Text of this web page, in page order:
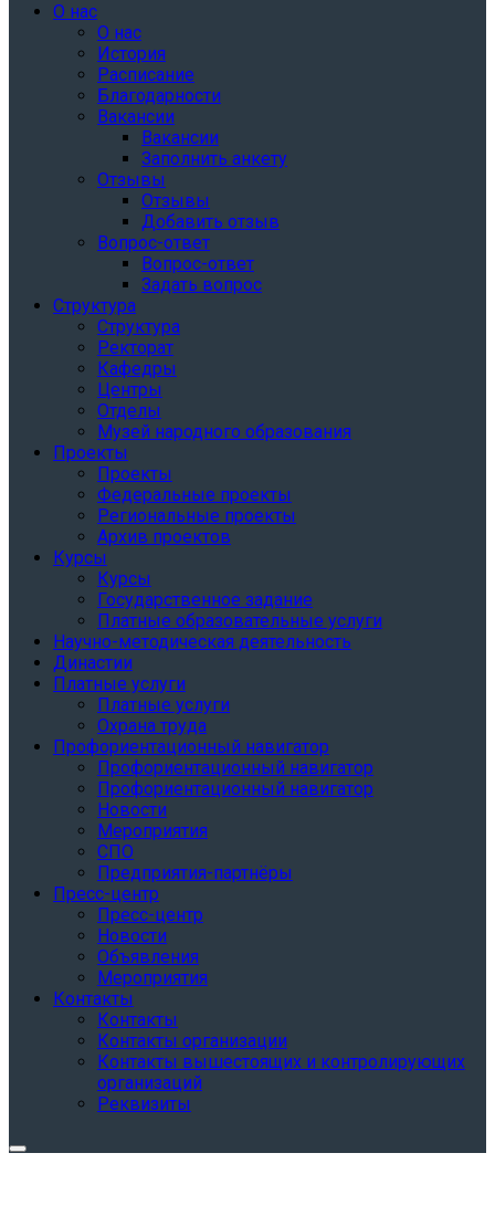
О нас
О нас
История
Расписание
Благодарности
Вакансии
Вакансии
Заполнить анкету
Отзывы
Отзывы
Добавить отзыв
Вопрос-ответ
Вопрос-ответ
Задать вопрос
Структура
Структура
Ректорат
Кафедры
Центры
Отделы
Музей народного образования
Проекты
Проекты
Федеральные проекты
Региональные проекты
Архив проектов
Курсы
Курсы
Государственное задание
Платные образовательные услуги
Научно-методическая деятельность
Династии
Платные услуги
Платные услуги
Охрана труда
Профориентационный навигатор
Профориентационный навигатор
Профориентационный навигатор
Новости
Мероприятия
СПО
Предприятия-партнёры
Пресс-центр
Пресс-центр
Новости
Объявления
Мероприятия
Контакты
Контакты
Контакты организации
Контакты вышестоящих и контролирующих
организаций
Реквизиты